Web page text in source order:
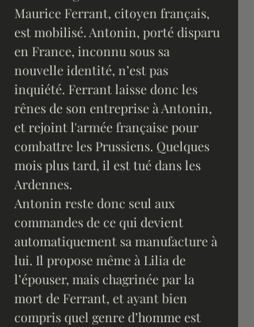
Maurice Ferrant, citoyen français,
est mobilisé. Antonin, porté disparu
en France, inconnu sous sa
nouvelle identité, n’est pas
inquiété. Ferrant laisse donc les
rênes de son entreprise à Antonin,
et rejoint l'armée française pour
combattre les Prussiens. Quelques
mois plus tard, il est tué dans les
Ardennes.
Antonin reste donc seul aux
commandes de ce qui devient
automatiquement sa manufacture à
lui. Il propose même à Lilia de
l’épouser, mais chagrinée par la
mort de Ferrant, et ayant bien
compris quel genre d’homme est